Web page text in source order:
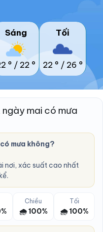
Sáng
° / 22 °
Tối
22 ° / 26 °
ngày mai có mưa
có mưa không?
nơi, xác suất cao nhất
Chiều
🌧️ 100%
Tối
🌧️ 100%